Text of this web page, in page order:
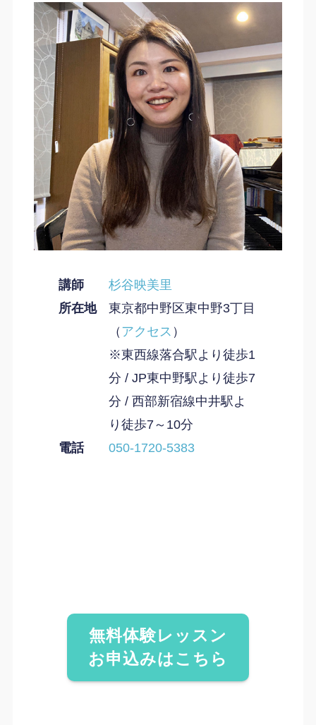
講師
杉谷映美里
所在地
東京都中野区東中野3丁目
（アクセス ）
※東西線落合駅より徒歩1
分 / JP東中野駅より徒歩7
分 / 西部新宿線中井駅よ
り徒歩7～10分
電話
050-1720-5383
無料体験レッスン
お申込みはこちら